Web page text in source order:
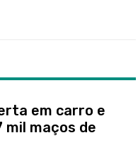
em carro e
mil maços de